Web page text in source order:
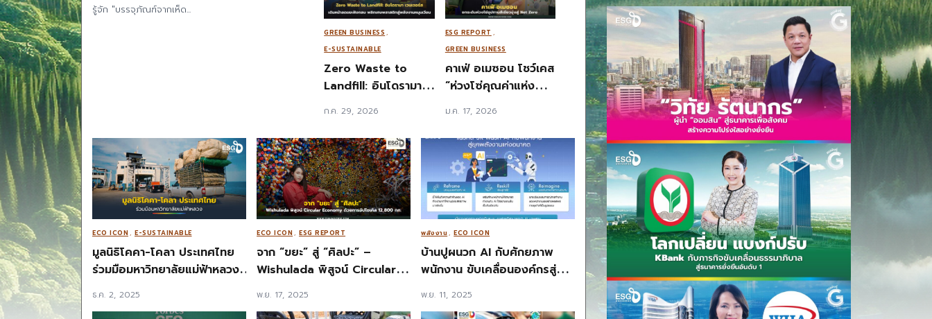
รู้จัก "บรรจุภัณฑ์จากเห็ด...
GREEN BUSINESS ,
E-SUSTAINABLE
Zero Waste to
Landfill: อินโดรามา
180,000 ล้านขวด สู่
เศรษฐกิจหมุนเวียน
ก.ค. 29, 2026
ESG REPORT ,
GREEN BUSINESS
คาเฟ่ อเมซอน โชว์เคส
“ห่วงโซ่คุณค่าแห่ง
Sustainable Spark
by PTT Group
2026
ม.ค. 17, 2026
ECO ICON , E-SUSTAINABLE
มูลนิธิโคคา-โคลา ประเทศไทย
ร่วมมือมหาวิทยาลัยแม่ฟ้าหลวง
สวยงาม สนับสนุนแหล่งท่อง
ธ.ค. 2, 2025
ECO ICON , ESG REPORT
จาก “ขยะ” สู่ “ศิลปะ” –
Wishulada พิสูจน์ Circular
12,800 กก. สร้างมูลค่ากลับคืน
พ.ย. 17, 2025
พลังงาน , ECO ICON
บ้านปูผนวก AI กับศักยภาพ
พนักงาน ขับเคลื่อนองค์กรสู่
พ.ย. 11, 2025